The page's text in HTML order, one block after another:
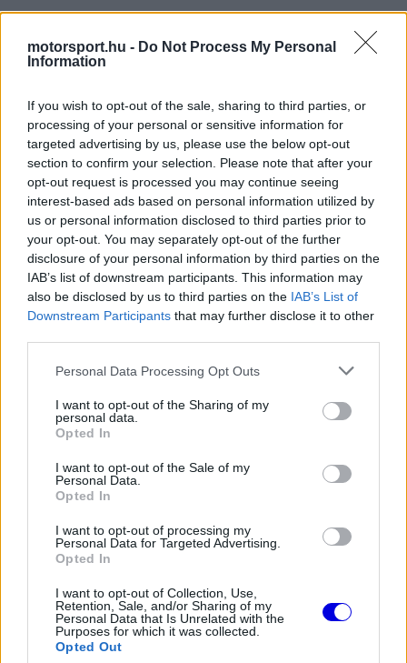
motorsport.hu - Do Not Process My Personal
Information
If you wish to opt-out of the sale, sharing to third parties, or
processing of your personal or sensitive information for
targeted advertising by us, please use the below opt-out
section to confirm your selection. Please note that after your
opt-out request is processed you may continue seeing
interest-based ads based on personal information utilized by
us or personal information disclosed to third parties prior to
your opt-out. You may separately opt-out of the further
disclosure of your personal information by third parties on the
IAB’s list of downstream participants. This information may
also be disclosed by us to third parties on the IAB’s List of
Downstream Participants that may further disclose it to other
Please note that this website/app uses one or more Google
not limited to your visit or usage behaviour. You may click to
grant or deny consent to Google and its third-party tags to
use your data for below specified purposes in below Google
consent section.
Personal Data Processing Opt Outs
I want to opt-out of the Sharing of my
personal data.
Opted In
I want to opt-out of the Sale of my
Personal Data.
Opted In
I want to opt-out of processing my
Personal Data for Targeted Advertising.
Opted In
I want to opt-out of Collection, Use,
Retention, Sale, and/or Sharing of my
Personal Data that Is Unrelated with the
Purposes for which it was collected.
Opted Out
pole pozíciót a Brazil Nagydíjra. A brit versenyző
ezzel megerősítette vezető helyét a bajnoki
Mögötte Kimi Antonelli szerezte meg a második
rajthelyet, míg Charles Leclerc a harmadik
pozícióból vághat neki a vasárnapi futamnak.
Oscar Piastri a negyedik lett, miután az utolsó
gyors körén nem tudott javítani - tehát hiába
vezetett még az utolsó gyorskörök előtt.
Video
modal
window.
the server or network failed or because the format
Isack Hadjar újabb erős teljesítménnyel az ötödik
helyet szerezte meg, megelőzve George Russellt,
aki ezúttal is nehezebben találta a ritmust
csapattársához, Antonellihez képest. Russell a